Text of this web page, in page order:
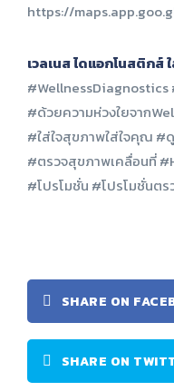
https://
เวลเนส ไดแอกโนสติกส์
#ด้วยความห่วงใยจาก
#ใส่ใจสุขภาพใส่ใจคุณ #
#ตรวจสุขภาพเคลื่อนที่
#โปรโมชั่น #โปรโมชั่นต
SHARE ON
SHARE ON